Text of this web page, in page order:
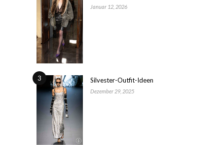
Januar 12, 2026
3 Silvester-Outfit-Ideen
Dezember 29, 2025